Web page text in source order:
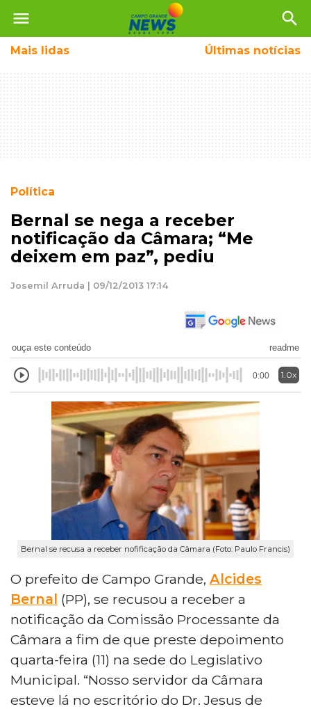
menu search
Mais lidas Últimas notícias
Política
Bernal se nega a receber
notificação da Câmara; “Me
deixem em paz”, pediu
Josemil Arruda | 09/12/2013 17:14
ouça este conteúdo readme
0:00 1.0x
Bernal se recusa a receber nofificação da Câmara (Foto: Paulo Francis)
O prefeito de Campo Grande, Alcides
Bernal (PP), se recusou a receber a
notificação da Comissão Processante da
Câmara a fim de que preste depoimento
quarta-feira (11) na sede do Legislativo
Municipal. “Nosso servidor da Câmara
esteve lá no escritório do Dr. Jesus de